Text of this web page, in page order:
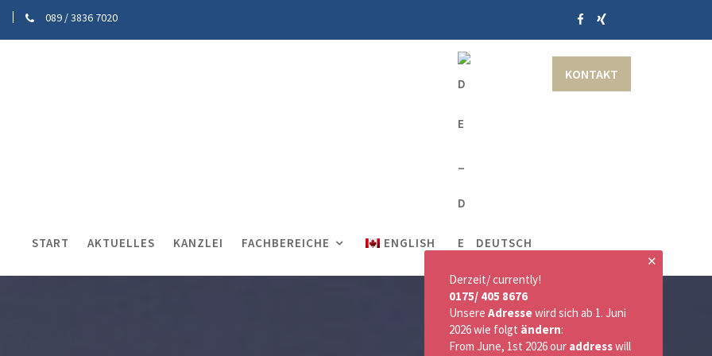
089 / 3836 7020
KONTAKT
START AKTUELLES KANZLEI FACHBEREICHE ENGLISH DEUTSCH
✕
Derzeit/ currently!
0175/ 405 8676
Unsere Adressewird sich ab 1. Juni
2026 wie folgt ändern:
From June, 1st 2026 our addresswill